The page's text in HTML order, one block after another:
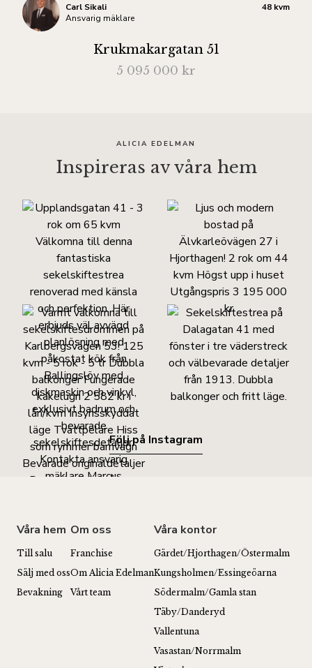
Carl Sikali
Ansvarig mäklare
48 kvm
Krukmakargatan 51
5 095 000 kr
ALICIA EDELMAN
Inspireras av våra hem
Följ på Instagram
Våra hem
Till salu
Sälj med oss
Bevakning
Om oss
Franchise
Om Alicia Edelman
Vårt team
Våra kontor
Gärdet/Hjorthagen/Östermalm
Kungsholmen/Essingeöarna
Södermalm/Gamla stan
Täby/Danderyd
Vallentuna
Vasastan/Norrmalm